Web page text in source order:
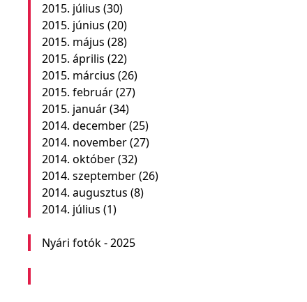
2015. július (30)
2015. június (20)
2015. május (28)
2015. április (22)
2015. március (26)
2015. február(27)
2015. január(34)
2014. december(25)
2014. november(27)
2014. október(32)
2014. szeptember(26)
2014. augusztus (8)
2014. július (1)
Nyári fotók - 2025